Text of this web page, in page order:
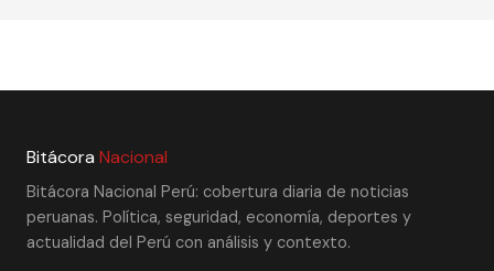
Bitácora Nacional
Bitácora Nacional Perú: cobertura diaria de noticias
peruanas. Política, seguridad, economía, deportes y
actualidad del Perú con análisis y contexto.